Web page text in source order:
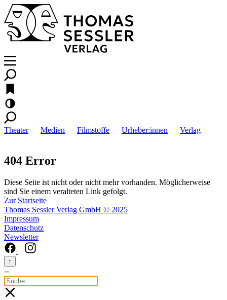
Theater Medien Filmstoffe Urheber:innen Verlag
404 Error
Diese Seite ist nicht oder nicht mehr vorhanden. Möglicherweise
sind Sie einem veralteten Link gefolgt.
Zur Startseite
Thomas Sessler Verlag GmbH © 2025
Impressum
Datenschutz
Newsletter
↑
--